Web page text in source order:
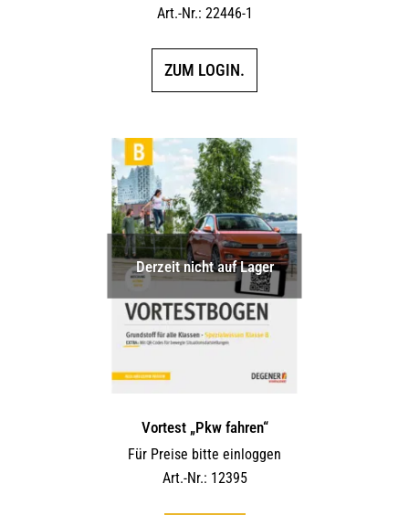
Art.-Nr.: 22446-1
ZUM LOGIN.
Derzeit nicht auf Lager
Vortest „Pkw fahren“
Für Preise bitte einloggen
Art.-Nr.: 12395